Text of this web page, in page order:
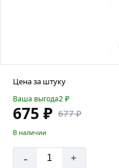
Цена за штуку
Ваша выгода2 ₽
675 ₽ 677 ₽
В наличии
- +